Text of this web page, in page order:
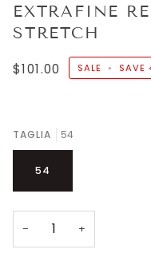
EXTRAFINE
STRETCH
$101.00 SALE • SAVE
TAGLIA 54
54
− +